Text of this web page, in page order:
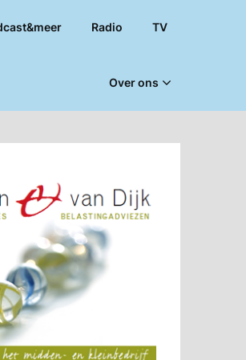
Radio TV
Over ons